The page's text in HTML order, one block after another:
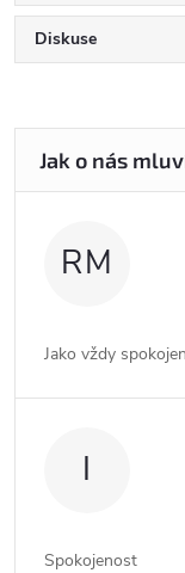
Diskuse
RM
Jako vždy
I
Spokojenost